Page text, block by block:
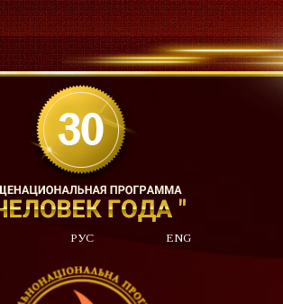
РУС ENG